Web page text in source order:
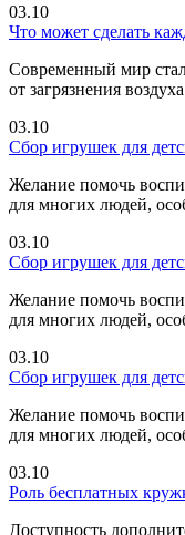
03.10
Что может сделать
Современный мир
от загрязнения
03.10
Сбор игрушек для
Желание помочь
для многих людей,
03.10
Сбор игрушек для
Желание помочь
для многих людей,
03.10
Сбор игрушек для
Желание помочь
для многих людей,
03.10
Роль бесплатных
Доступность